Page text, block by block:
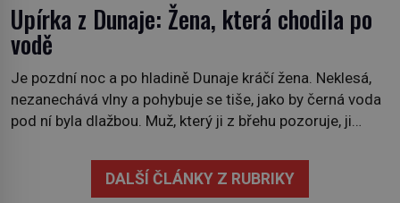
Upírka z Dunaje: Žena, která chodila po
vodě
Je pozdní noc a po hladině Dunaje kráčí žena. Neklesá,
nezanechává vlny a pohybuje se tiše, jako by černá voda
pod ní byla dlažbou. Muž, který ji z břehu pozoruje, ji
mrtvá celé století. Vesnice Kisiljevo v severovýchodním
Srbsku má s upíry nevyřízené účty. […]
DALŠÍ ČLÁNKY Z RUBRIKY